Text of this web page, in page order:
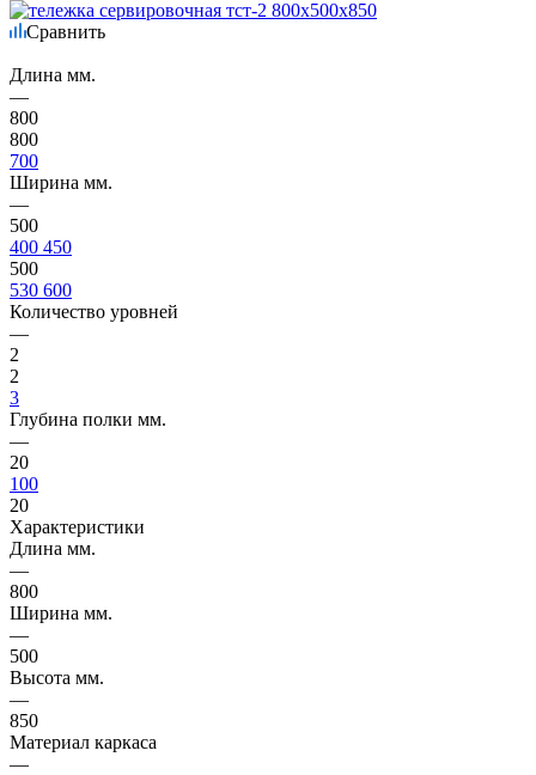
Сравнить
Длина мм.
—
800
800
700
Ширина мм.
—
500
400 450
500
530 600
Количество уровней
—
2
2
3
Глубина полки мм.
—
20
100
20
Характеристики
Длина мм.
—
800
Ширина мм.
—
500
Высота мм.
—
850
Материал каркаса
—